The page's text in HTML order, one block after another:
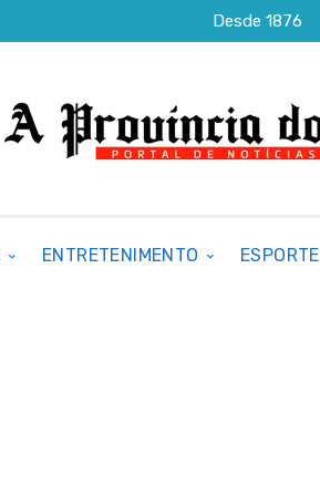
Desde 1876
ENTRETENIMENTO ESPORTE